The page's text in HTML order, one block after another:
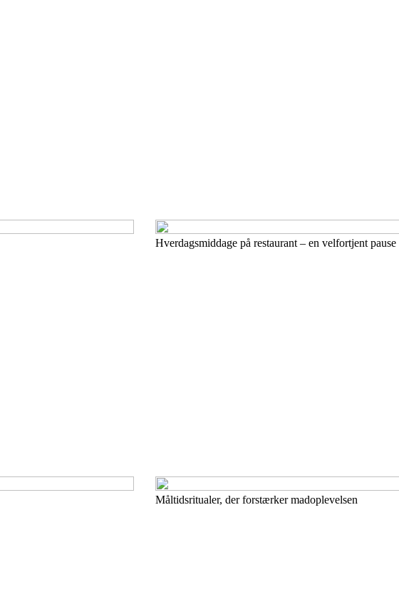
Hverdagsmiddage på restaurant – en velfortjent
Måltidsritualer, der forstærker madoplevelsen